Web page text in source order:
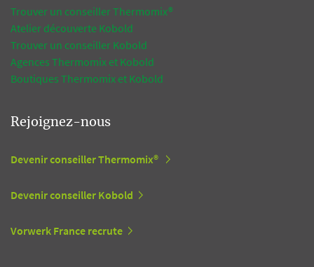
Trouver un conseiller Thermomix®
Atelier découverte Kobold
Trouver un conseiller Kobold
Agences Thermomix et Kobold
Boutiques Thermomix et Kobold
Rejoignez-nous
Devenir conseiller Thermomix®
Devenir conseiller Kobold
Vorwerk France recrute